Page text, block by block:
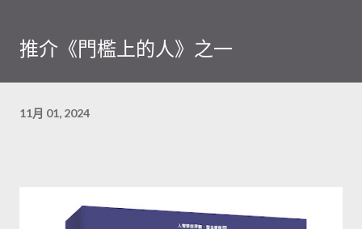
推介《門檻上的人》之一
11月 01, 2024